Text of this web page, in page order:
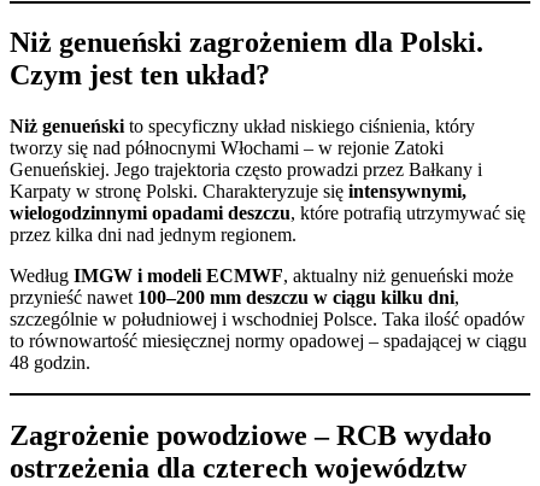
Niż genueński zagrożeniem dla Polski.
Czym jest ten układ?
Niż genueński to specyficzny układ niskiego ciśnienia, który
tworzy się nad północnymi Włochami – w rejonie Zatoki
Genueńskiej. Jego trajektoria często prowadzi przez Bałkany i
Karpaty w stronę Polski. Charakteryzuje się intensywnymi,
wielogodzinnymi opadami deszczu, które potrafią utrzymywać się
przez kilka dni nad jednym regionem.
Według IMGW i modeli ECMWF, aktualny niż genueński może
przynieść nawet 100–200 mm deszczu w ciągu kilku dni,
szczególnie w południowej i wschodniej Polsce. Taka ilość opadów
to równowartość miesięcznej normy opadowej – spadającej w ciągu
48 godzin.
Zagrożenie powodziowe – RCB wydało
ostrzeżenia dla czterech województw